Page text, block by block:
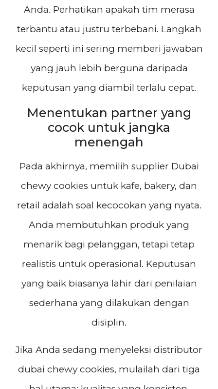
Anda. Perhatikan apakah tim merasa
terbantu atau justru terbebani. Langkah
kecil seperti ini sering memberi jawaban
yang jauh lebih berguna daripada
keputusan yang diambil terlalu cepat.
Menentukan partner yang
cocok untuk jangka
menengah
Pada akhirnya, memilih supplier Dubai
chewy cookies untuk kafe, bakery, dan
retail adalah soal kecocokan yang nyata.
Anda membutuhkan produk yang
menarik bagi pelanggan, tetapi tetap
realistis untuk operasional. Keputusan
yang baik biasanya lahir dari penilaian
sederhana yang dilakukan dengan
disiplin.
Jika Anda sedang menyeleksi distributor
dubai chewy cookies, mulailah dari tiga